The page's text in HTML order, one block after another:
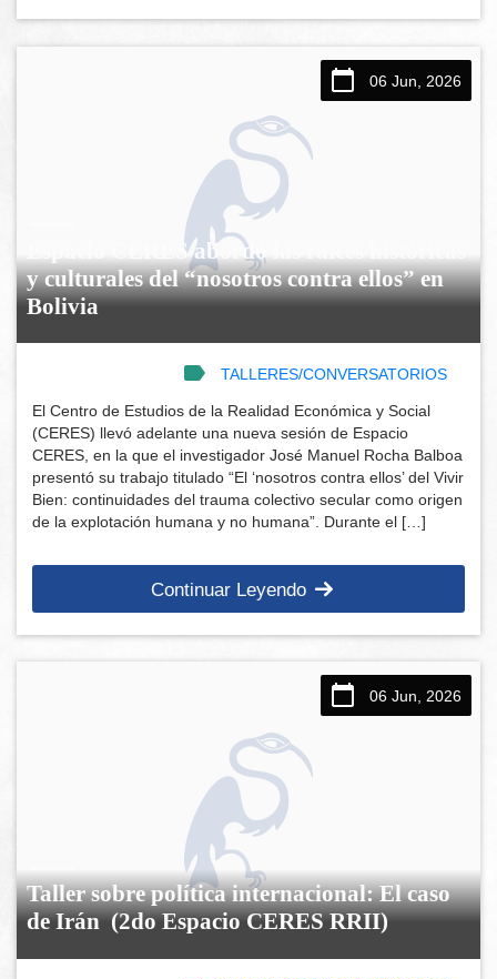
06 Jun, 2026
Espacio CERES abordó las raíces históricas
y culturales del “nosotros contra ellos” en
Bolivia
TALLERES/CONVERSATORIOS
El Centro de Estudios de la Realidad Económica y Social
(CERES) llevó adelante una nueva sesión de Espacio
CERES, en la que el investigador José Manuel Rocha Balboa
presentó su trabajo titulado “El ‘nosotros contra ellos’ del Vivir
Bien: continuidades del trauma colectivo secular como origen
de la explotación humana y no humana”. Durante el […]
Continuar Leyendo
06 Jun, 2026
Taller sobre política internacional: El caso
de Irán (2do Espacio CERES RRII)